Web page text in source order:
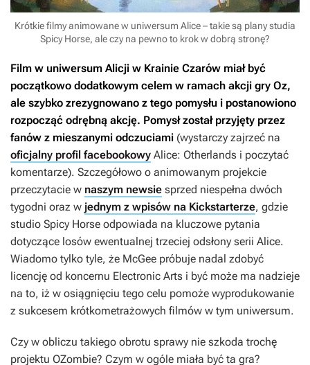
Krótkie filmy animowane w uniwersum Alice – takie są plany studia
Spicy Horse, ale czy na pewno to krok w dobrą stronę?
Film w uniwersum Alicji w Krainie Czarów miał być
początkowo dodatkowym celem w ramach akcji gry Oz,
ale szybko zrezygnowano z tego pomysłu i postanowiono
rozpocząć odrębną akcję. Pomysł został przyjęty przez
fanów z mieszanymi odczuciami (wystarczy zajrzeć na
oficjalny profil facebookowy Alice: Otherlands i poczytać
komentarze). Szczegółowo o animowanym projekcie
przeczytacie w naszym newsie sprzed niespełna dwóch
tygodni oraz w jednym z wpisów na Kickstarterze, gdzie
studio Spicy Horse odpowiada na kluczowe pytania
dotyczące losów ewentualnej trzeciej odsłony serii Alice.
Wiadomo tylko tyle, że McGee próbuje nadal zdobyć
licencję od koncernu Electronic Arts i być może ma nadzieje
na to, iż w osiągnięciu tego celu pomoże wyprodukowanie
z sukcesem krótkometrażowych filmów w tym uniwersum.
Czy w obliczu takiego obrotu sprawy nie szkoda trochę
projektu OZombie? Czym w ogóle miała być ta gra?